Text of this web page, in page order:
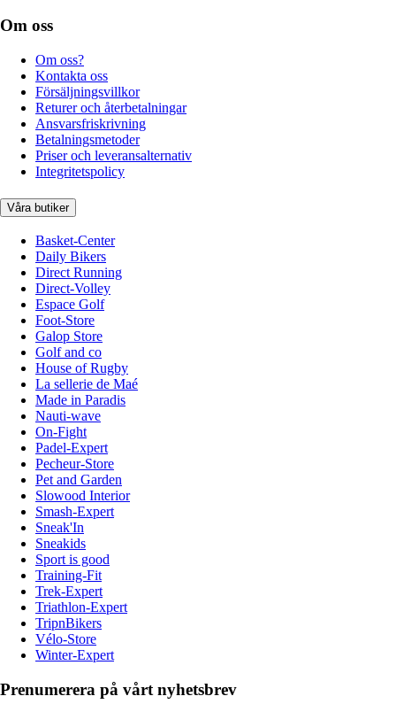
Om oss
Om oss?
Kontakta oss
Försäljningsvillkor
Returer och återbetalningar
Ansvarsfriskrivning
Betalningsmetoder
Priser och leveransalternativ
Integritetspolicy
Våra butiker
Basket-Center
Daily Bikers
Direct Running
Direct-Volley
Espace Golf
Foot-Store
Galop Store
Golf and co
House of Rugby
La sellerie de Maé
Made in Paradis
Nauti-wave
On-Fight
Padel-Expert
Pecheur-Store
Pet and Garden
Slowood Interior
Smash-Expert
Sneak'In
Sneakids
Sport is good
Training-Fit
Trek-Expert
Triathlon-Expert
TripnBikers
Vélo-Store
Winter-Expert
Prenumerera på vårt nyhetsbrev